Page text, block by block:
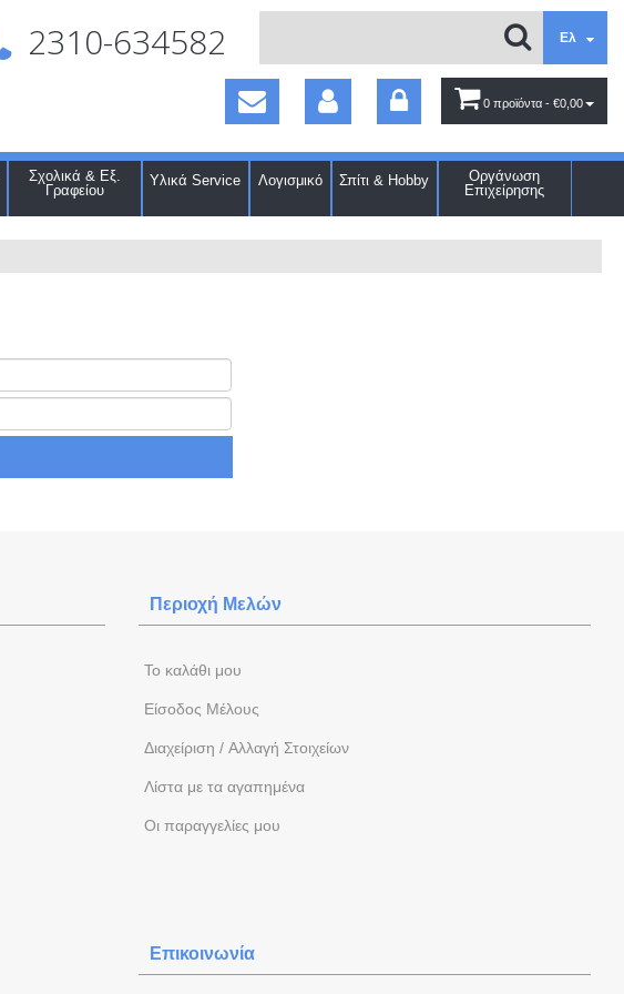
Ελ
2310-634582
0 προϊόντα - €0,00
Σχολικά & Εξ.
Γραφείου
Υλικά Service Λογισμικό Σπίτι & Hobby
Οργάνωση
Επιχείρησης
Περιοχή Mελών
To καλάθι μου
Eίσοδος Μέλους
Διαχείριση / Aλλαγή Στοιχείων
Λίστα με τα αγαπημένα
Oι παραγγελίες μου
Επικοινωνία